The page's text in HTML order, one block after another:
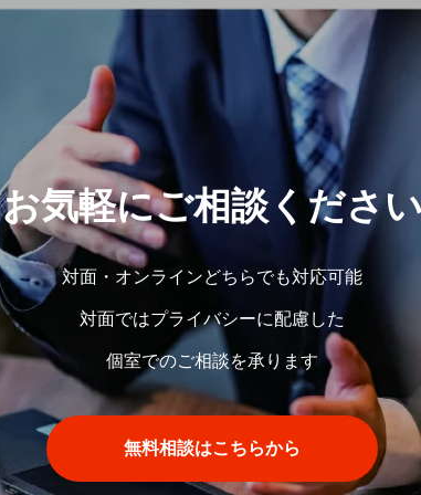
お気軽にご相談くださ
対面・オンラインどちらでも対応可能
対面ではプライバシーに配慮した
個室でのご相談を承ります
無料相談はこちらから